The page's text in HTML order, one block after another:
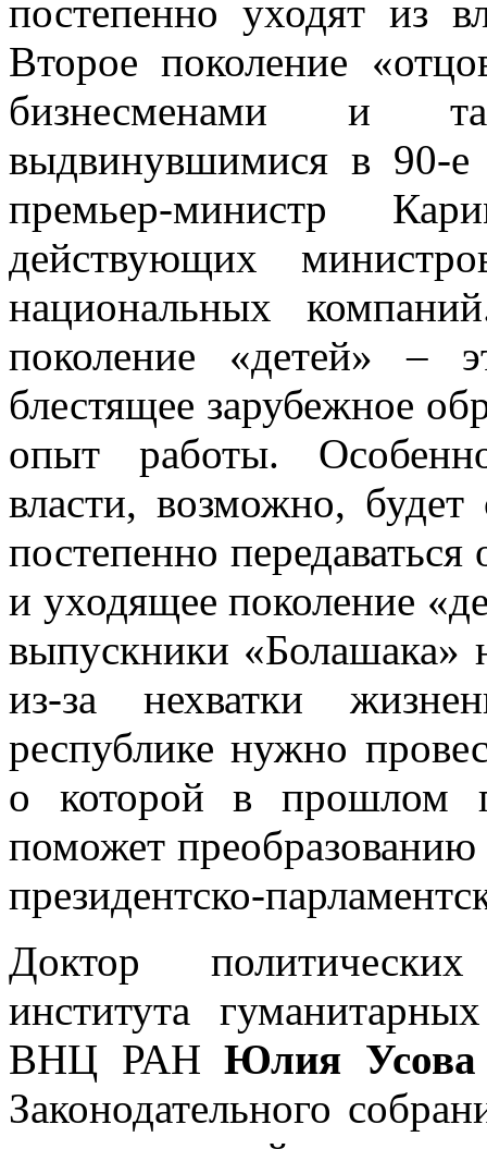
постепенно уходят из
Второе поколение
бизнесменами и
выдвинувшимися в 90-
премьер-министр
действующих
национальных
поколение «детей» –
блестящее зарубежное
опыт работы.
власти, возможно,
постепенно
и уходящее поколение
выпускники «Болашака»
из-за нехватки
республике нужно
о которой в прошлом
поможет преобразованию
президентско-
Доктор
института
ВНЦ РАНЮлия Усова
Законодательного